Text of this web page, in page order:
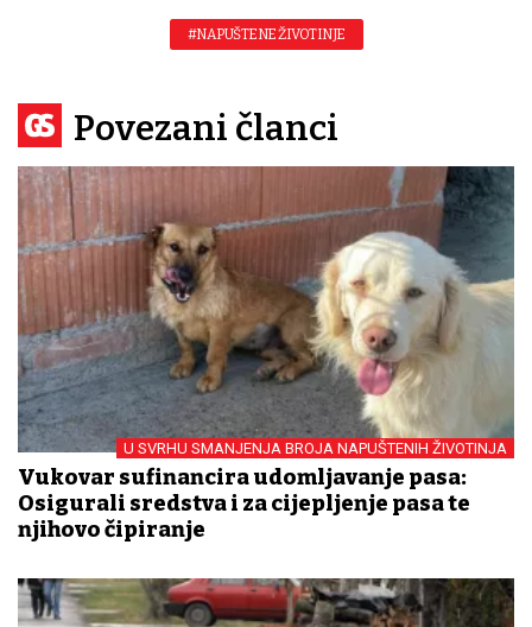
#NAPUŠTENE ŽIVOTINJE
Povezani članci
U SVRHU SMANJENJA BROJA NAPUŠTENIH ŽIVOTINJA
Vukovar sufinancira udomljavanje pasa:
Osigurali sredstva i za cijepljenje pasa te
njihovo čipiranje